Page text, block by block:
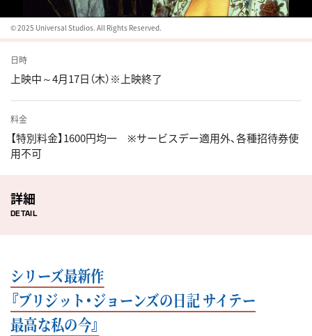
© 2025 Universal Studios. All Rights Reserved.
日時
上映中～4月17日（木）※上映終了
料金
【特別料金】1600円均一 ※サービスデー適用外、各種招待券使
用不可
詳細
DETAIL
シリーズ最新作
『ブリジット・ジョーンズの日記 サイテー
最高な私の今』